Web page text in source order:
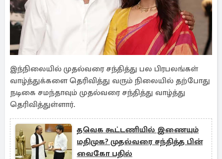
இந்நிலையில் முதல்வரை சந்தித்து பல பிரபலங்கள்
வாழ்த்துக்களை தெரிவித்து வரும் நிலையில் தற்போது
நடிகை சமந்தாவும் முதல்வரை சந்தித்து வாழ்த்து
தெரிவித்துள்ளார்.
தவெக கூட்டணியில் இணையும்
மதிமுக? முதல்வரை சந்தித்த பின்
வைகோ பதில்